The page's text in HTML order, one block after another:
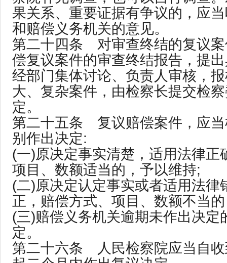
果关系、重要证据有争议的，应
和赔偿义务机关的意见。
第二十四条 对审查终结的复议案
偿复议案件的审查终结报告，提
经部门集体讨论、负责人审核，
大、复杂案件，由检察长提交检
定。
第二十五条 复议赔偿案件，应当
别作出决定:
(一)原决定事实清楚，适用法律正
项目、数额适当的，予以维持;
(二)原决定认定事实或者适用法律
正，赔偿方式、项目、数额不当
(三)赔偿义务机关逾期未作出决定
定。
第二十六条 人民检察院应当自收